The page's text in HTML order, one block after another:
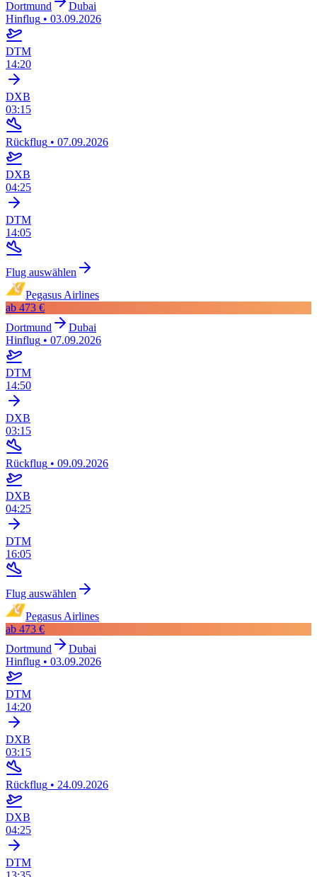
Dortmund
Dubai
Hinflug • 03.09.2026
DTM
14:20
DXB
03:15
Rückflug • 07.09.2026
DXB
04:25
DTM
14:05
Flug auswählen
Pegasus Airlines
ab 473 €
Dortmund
Dubai
Hinflug • 07.09.2026
DTM
14:50
DXB
03:15
Rückflug • 09.09.2026
DXB
04:25
DTM
16:05
Flug auswählen
Pegasus Airlines
ab 473 €
Dortmund
Dubai
Hinflug • 03.09.2026
DTM
14:20
DXB
03:15
Rückflug • 24.09.2026
DXB
04:25
DTM